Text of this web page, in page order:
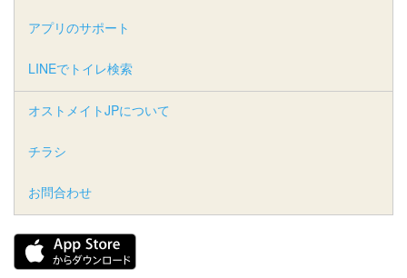
アプリのサポート
LINEでトイレ検索
オストメイトJPについて
チラシ
お問合わせ